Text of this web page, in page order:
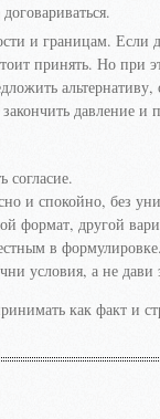
и границам. Если
принять. Но при
альтернативу,
давление и
согласие.
и спокойно, без
формат, другой
в формулировке.
условия, а не
как факт и